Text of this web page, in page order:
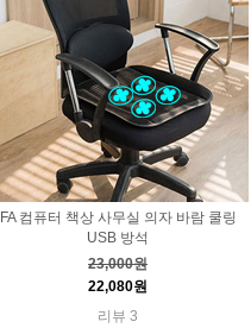
FA 컴퓨터 책상 사무실 의자 바람 쿨링
USB 방석
23,000원
22,080원
리뷰 3